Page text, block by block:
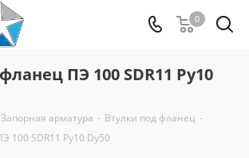
0
ПЭ 100 SDR11 Py10
Запорная арматура - Втулки под фланец -
100 SDR11 Py10 Dy50